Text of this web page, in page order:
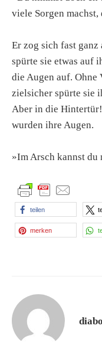
viele Sorgen machst,
Er zog sich fast ganz
spürte sie etwas auf
die Augen auf.
zielsicher spürte sie
Aber in die
wurden ihre Augen.
»Im Arsch kannst du
teilen
merken